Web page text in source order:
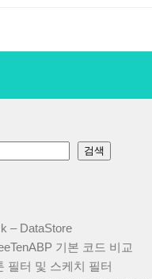
검색
– DataStore
기본 코드 비교
필터 및 스케치 필터